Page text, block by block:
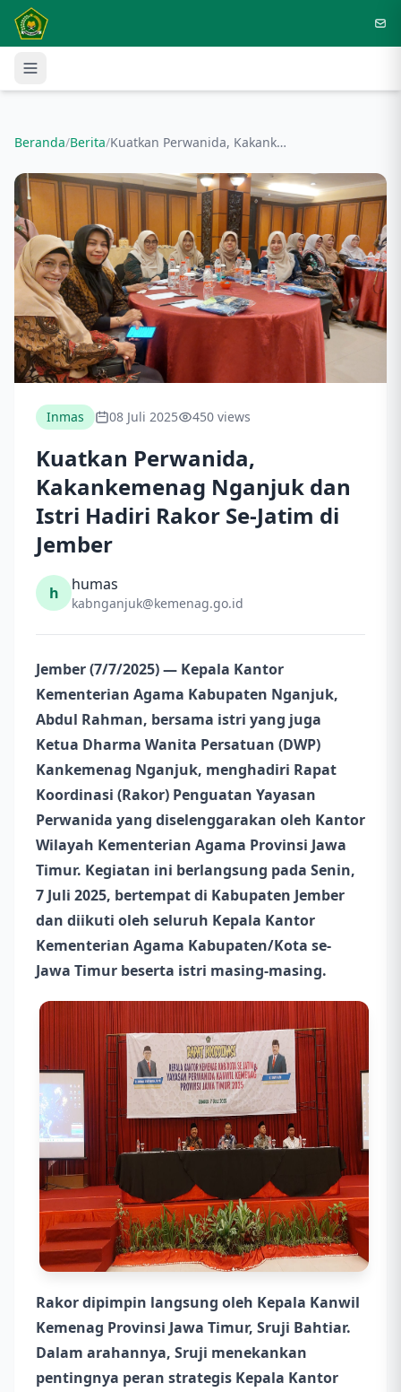
Langsung ke konten utama
Beranda/Berita/ Kuatkan Perwanida, Kakankemenag Nganjuk dan Istri Hadiri Rakor Se-Jatim di Jember
Inmas 08 Juli 2025 450 views
Kuatkan Perwanida,
Kakankemenag Nganjuk dan
Istri Hadiri Rakor Se-Jatim di
Jember
h humas
kabnganjuk@kemenag.go.id
Jember (7/7/2025) — Kepala Kantor
Kementerian Agama Kabupaten Nganjuk,
Abdul Rahman, bersama istri yang juga
Ketua Dharma Wanita Persatuan (DWP)
Kankemenag Nganjuk, menghadiri Rapat
Koordinasi (Rakor) Penguatan Yayasan
Perwanida yang diselenggarakan oleh Kantor
Wilayah Kementerian Agama Provinsi Jawa
Timur. Kegiatan ini berlangsung pada Senin,
7 Juli 2025, bertempat di Kabupaten Jember
dan diikuti oleh seluruh Kepala Kantor
Kementerian Agama Kabupaten/Kota se-
Jawa Timur beserta istri masing-masing.
Rakor dipimpin langsung oleh Kepala Kanwil
Kemenag Provinsi Jawa Timur, Sruji Bahtiar.
Dalam arahannya, Sruji menekankan
pentingnya peran strategis Kepala Kantor